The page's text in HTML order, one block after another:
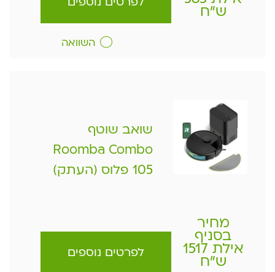
ש"ח
השוואה
שואב שוטף
Roomba Combo
105 פלוס (העתק)
מחיר
בסניף
אילת 1517
ש"ח לפרטים נוספים